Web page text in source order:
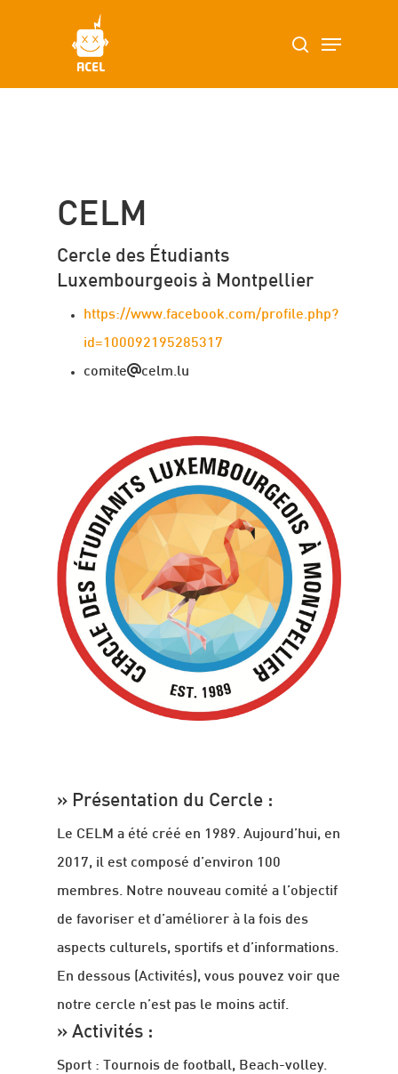
search
CELM
Cercle des Étudiants
Luxembourgeois à Montpellier
https://www.facebook.com/profile.php?
id=100092195285317
comite celm.lu
» Présentation du Cercle :
Le CELM a été créé en 1989. Aujourd’hui, en
2017, il est composé d’environ 100
membres. Notre nouveau comité a l’objectif
de favoriser et d’améliorer à la fois des
aspects culturels, sportifs et d’informations.
En dessous (Activités), vous pouvez voir que
notre cercle n’est pas le moins actif.
» Activités :
Sport : Tournois de football, Beach-volley.